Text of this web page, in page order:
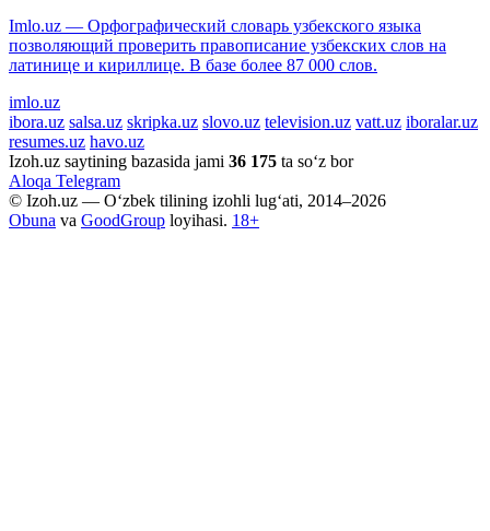
Imlo.uz — Орфографический словарь узбекского языка
позволяющий проверить правописание узбекских слов на
латинице и кириллице. В базе более 87 000 слов.
imlo.uz
ibora.uz salsa.uz skripka.uz slovo.uz television.uz vatt.uz iboralar.uz
resumes.uz havo.uz
Izoh.uz saytining bazasida jami 36 175 ta so‘z bor
Aloqa Telegram
© Izoh.uz — O‘zbek tilining izohli lug‘ati, 2014–2026
Obuna va GoodGroup loyihasi. 18+